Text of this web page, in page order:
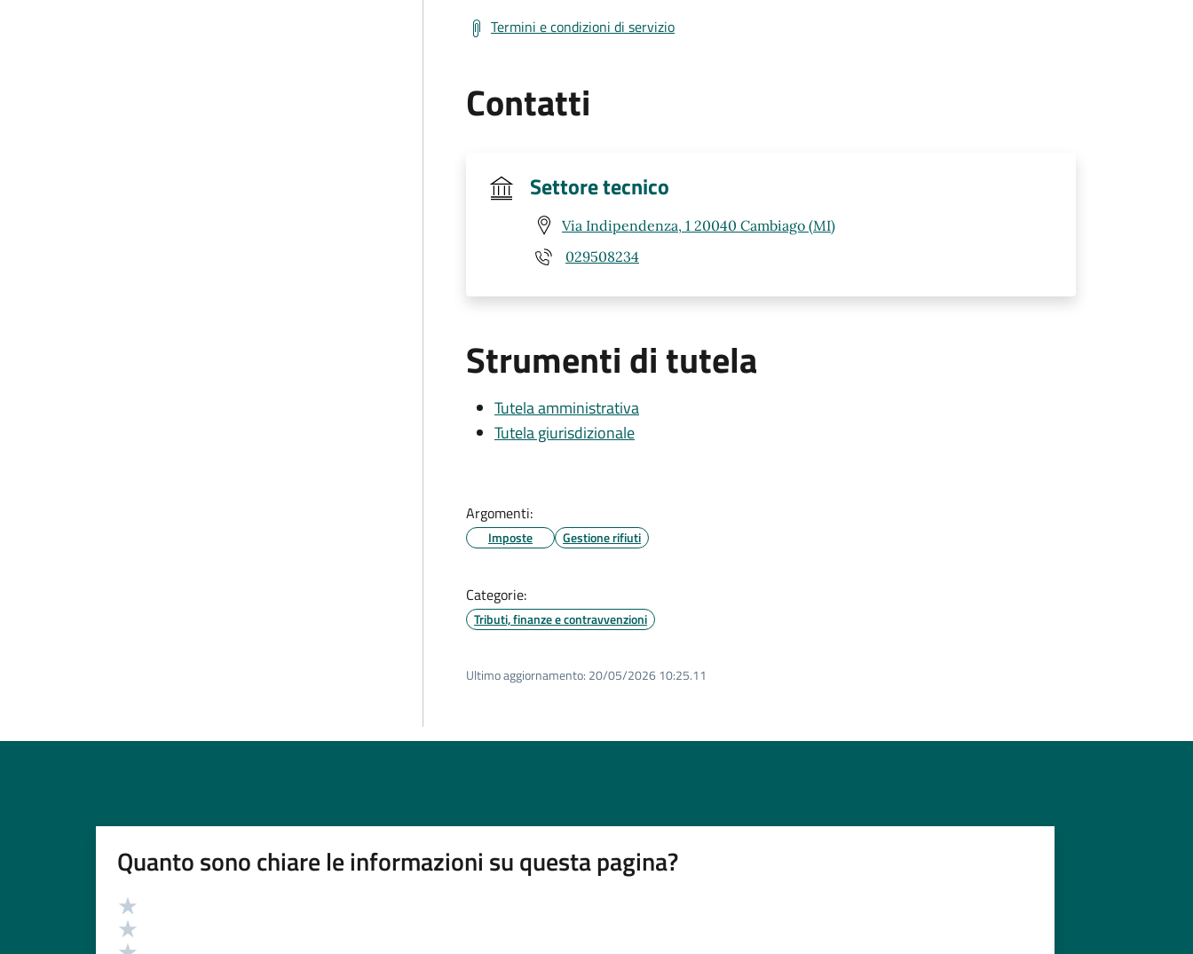
Termini e condizioni di servizio
Contatti
Settore tecnico
Via Indipendenza, 1 20040 Cambiago (MI)
029508234
Strumenti di tutela
Tutela amministrativa
Tutela giurisdizionale
Argomenti:
Imposte Gestione rifiuti
Categorie:
Tributi, finanze e contravvenzioni
Ultimo aggiornamento: 20/05/2026 10:25.11
Quanto sono chiare le informazioni su questa pagina?
Valutazione